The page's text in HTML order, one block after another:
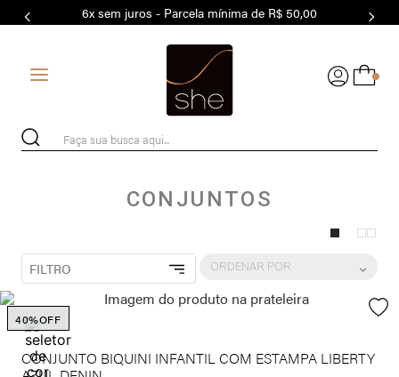
6x sem juros - Parcela mínima de R$ 50,00
0
Faça sua busca aqui...
CONJUNTOS
FILTRO ORDENAR POR
CONJUNTO BIQUINI INFANTIL COM ESTAMPA LIBERTY
40%OFF
7º MODAL